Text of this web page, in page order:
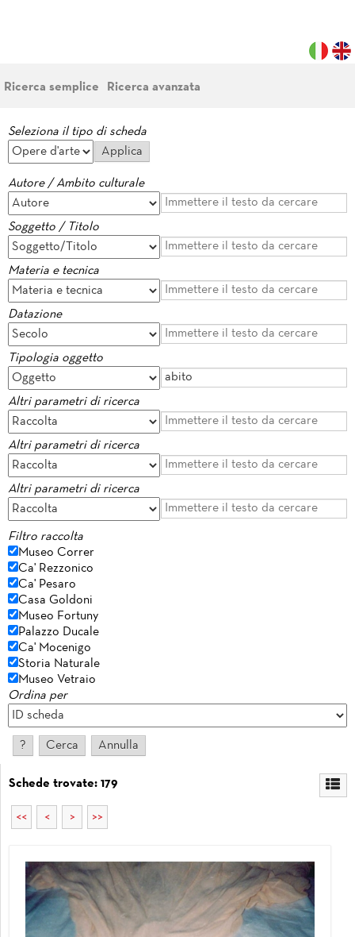
Ricerca semplice Ricerca avanzata
Seleziona il tipo di scheda
Autore / Ambito culturale
Soggetto / Titolo
Materia e tecnica
Datazione
Tipologia oggetto
Altri parametri di ricerca
Altri parametri di ricerca
Altri parametri di ricerca
Filtro raccolta
Museo Correr
Ca' Rezzonico
Ca' Pesaro
Casa Goldoni
Museo Fortuny
Palazzo Ducale
Ca' Mocenigo
Storia Naturale
Museo Vetraio
Ordina per
Schede trovate: 179
<< < > >>